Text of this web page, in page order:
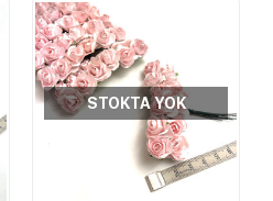
STOKTA YOK